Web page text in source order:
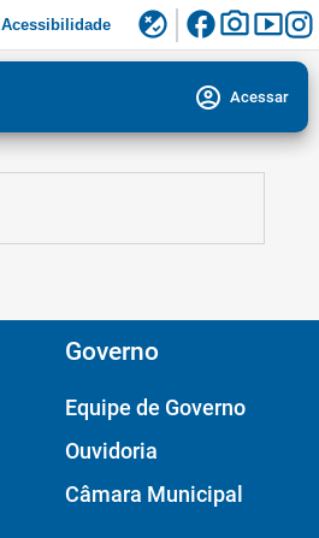
Acessibilidade flaky facebookphoto_camerasmart_display
account_circle Acessar
Governo
Equipe de Governo
Ouvidoria
Câmara Municipal